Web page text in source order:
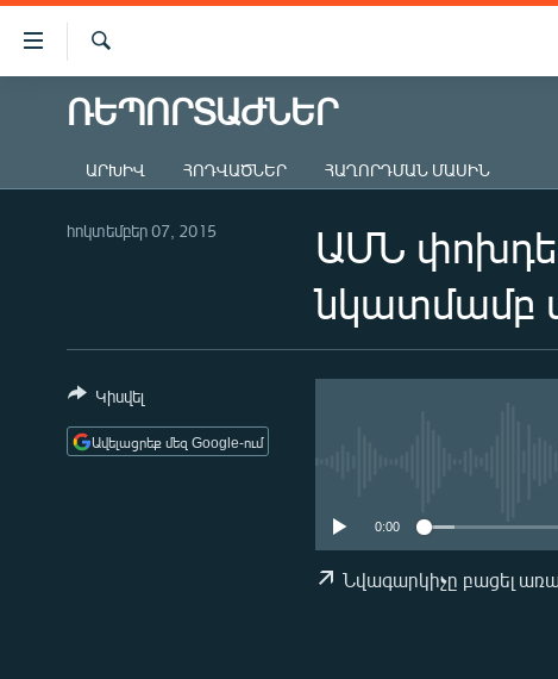
Մատչելիության
հղումներ
հիմնական
մենյուին
ԱԶԱՏՈՒԹՅՈՒՆ TV
ՔԱՂԱՔԱԿԱՆ
ԸՆՏՐՈՒԹՅՈՒՆՆԵՐ 2026
ՂԱՐԱԲԱՂ
ՊԱՏԵՐԱԶՄԻ 6 ՇԱԲԱԹՆԵՐԸ
ՌԵՊՈՐՏԱԺՆԵՐ
ԱՐԽԻՎ ՀՈԴՎԱԾՆԵՐ ՀԱՂՈՐԴՄԱՆ ՄԱՍԻՆ
ԱՄՆ
նկատմամբ
հոկտեմբեր 07, 2015
0:00
Նվագարկիչը բացել
Կիսվել
Ավելացրեք մեզ Google-ում